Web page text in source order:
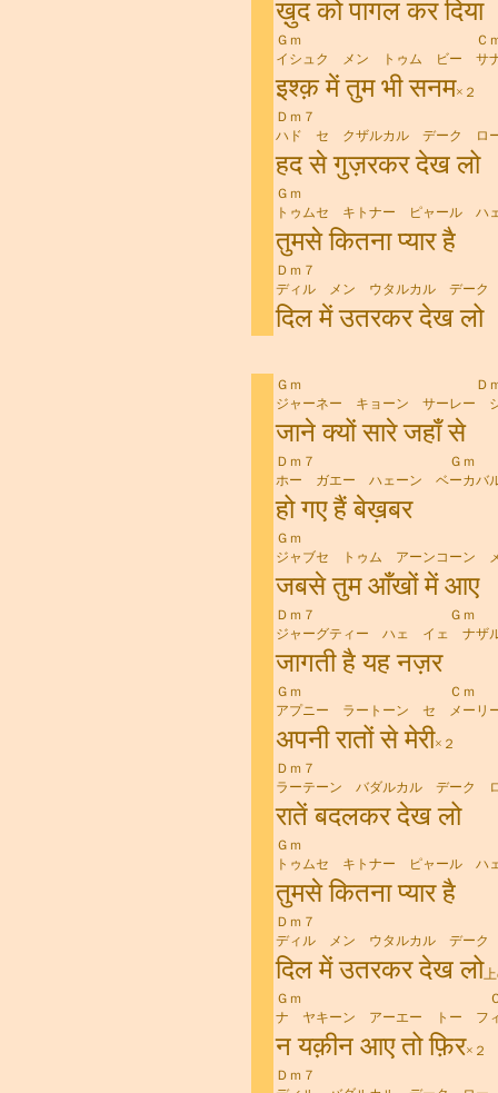
ख़ुद को पागल कर दिया
Ｇｍ Ｃ
イシュク メン トゥム ビー サ
इश्क़ में तुम भी सनम×２
Ｄｍ７
ハド セ クザルカル デーク ロ
हद से गुज़रकर देख लो
Ｇｍ Ｃ
トゥムセ キトナー ピャール ハ
तुमसे कितना प्यार है
Ｄｍ７
ディル メン ウタルカル デーク
दिल में उतरकर देख लो
Ｇｍ Ｄｍ
ジャーネー キョーン サーレー
जाने क्यों सारे जहाँ से
Ｄｍ７ Ｇｍ
ホー ガエー ハェーン ベーカバ
हो गए हैं बेख़बर
Ｇｍ Ｄｍ
ジャブセ トゥム アーンコーン
जबसे तुम आँखों में आए
Ｄｍ７ Ｇｍ
ジャーグティー ハェ イェ ナザ
जागती है यह नज़र
Ｇｍ Ｃｍ
アプニー ラートーン セ メーリ
अपनी रातों से मेरी×２
Ｄｍ７
ラーテーン バダルカル デーク
रातें बदलकर देख लो
Ｇｍ Ｃ
トゥムセ キトナー ピャール ハ
तुमसे कितना प्यार है
Ｄｍ７
ディル メン ウタルカル デーク
दिल में उतरकर देख लो
Ｇｍ Ｃ
ナ ヤキーン アーエー トー フ
न यक़ीन आए तो फ़िर×２
Ｄｍ７